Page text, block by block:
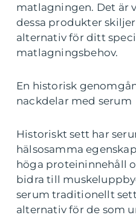
matlagningen. Det är
dessa produkter
alternativ för ditt
matlagningsbehov.
En historisk
nackdelar med serum
Historiskt sett har
hälsosamma
höga proteininnehåll
bidra till
serum traditionellt
alternativ för de som